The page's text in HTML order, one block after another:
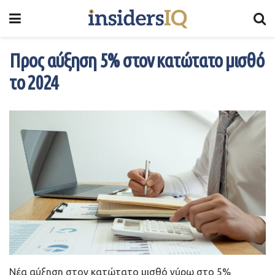
Προς αύξηση 5% στον κατώτατο μισθό
το 2024
Νέα αύξηση στον κατώτατο μισθό γύρω στο 5%